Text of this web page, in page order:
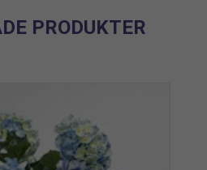
PRODUKTER